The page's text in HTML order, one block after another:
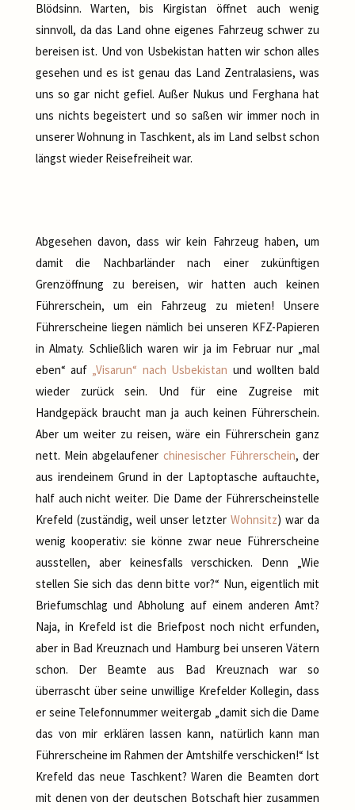
Blödsinn. Warten, bis Kirgistan öffnet auch wenig
sinnvoll, da das Land ohne eigenes Fahrzeug schwer zu
bereisen ist. Und von Usbekistan hatten wir schon alles
gesehen und es ist genau das Land Zentralasiens, was
uns so gar nicht gefiel. Außer Nukus und Ferghana hat
uns nichts begeistert und so saßen wir immer noch in
unserer Wohnung in Taschkent, als im Land selbst schon
längst wieder Reisefreiheit war.
Abgesehen davon, dass wir kein Fahrzeug haben, um
damit die Nachbarländer nach einer zukünftigen
Grenzöffnung zu bereisen, wir hatten auch keinen
Führerschein, um ein Fahrzeug zu mieten! Unsere
Führerscheine liegen nämlich bei unseren KFZ-Papieren
in Almaty. Schließlich waren wir ja im Februar nur „mal
eben“ auf „Visarun“ nach Usbekistan und wollten bald
wieder zurück sein. Und für eine Zugreise mit
Handgepäck braucht man ja auch keinen Führerschein.
Aber um weiter zu reisen, wäre ein Führerschein ganz
nett. Mein abgelaufener chinesischer Führerschein, der
aus irendeinem Grund in der Laptoptasche auftauchte,
half auch nicht weiter. Die Dame der Führerscheinstelle
Krefeld (zuständig, weil unser letzterWohnsitz) war da
wenig kooperativ: sie könne zwar neue Führerscheine
ausstellen, aber keinesfalls verschicken. Denn „Wie
stellen Sie sich das denn bitte vor?“ Nun, eigentlich mit
Briefumschlag und Abholung auf einem anderen Amt?
Naja, in Krefeld ist die Briefpost noch nicht erfunden,
aber in Bad Kreuznach und Hamburg bei unseren Vätern
schon. Der Beamte aus Bad Kreuznach war so
überrascht über seine unwillige Krefelder Kollegin, dass
er seine Telefonnummer weitergab „damit sich die Dame
das von mir erklären lassen kann, natürlich kann man
Führerscheine im Rahmen der Amtshilfe verschicken!“ Ist
Krefeld das neue Taschkent? Waren die Beamten dort
mit denen von der deutschen Botschaft hier zusammen